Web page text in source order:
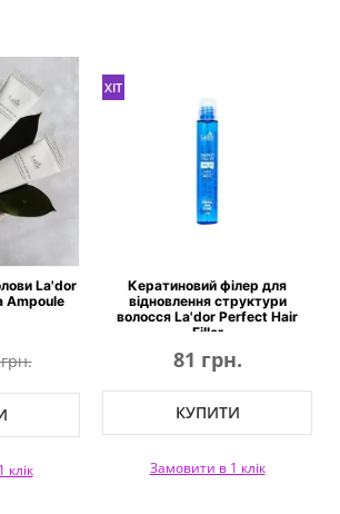
La'dor
Ampoule
ХІТ
Кератиновий філер для
відновлення структури
волосся La'dor Perfect Hair
Filler
81 грн.
КУПИТИ
Замовити в 1 клік